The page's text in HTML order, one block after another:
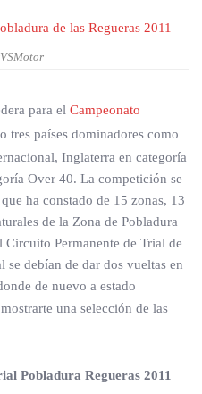
para el Campeonato
tres países dominadores como
Inglaterra en categoría
Over 40. La competición se
ha constado de 15 zonas, 13
de la Zona de Pobladura
Circuito Permanente de Trial de
debían de dar dos vueltas en
de nuevo a estado
una selección de las
Pobladura Regueras 2011